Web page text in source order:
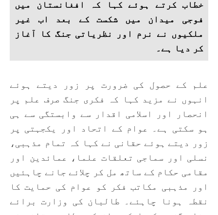
خطاب کرتے ہوئے کہا کہ افغانستان میں
فوجی میدان میں شکست کے بعد اب غیر
ملکیوں نے نرم اور نظریاتی جنگ کا آغاز
کر دیا ہے۔
علم کے حصول کی ضرورت پر زور دیتے ہوئے
انہوں نے مزید کہا کہ فکری جنگ صرف علم پر
انحصار اور اسلامی اقدار سے وابستگی سے ہی
ہو سکتی ہے۔ عوام کے اتحاد اور یکجہتی پر
زور دیتے ہوئے حقانی نے کہا کہ تمام مذہبی،
نسلی اور سماجی تعلقات علما، عمائدین اور
مقامی حکام کے ساتھ مل کر چلائے جانے چاہئیں
اور مذہبی مکاتب فکر کو عوام کی حمایت کا
نقطہ ہونا چاہئے۔ طالبان کی وزارت برائے